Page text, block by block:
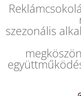
szezonális